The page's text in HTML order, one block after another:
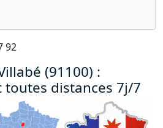
92
(91100) :
toutes distances 7j/7